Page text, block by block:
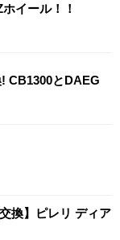
イール！！
CB1300とDAEG
換】ピレリ ディア